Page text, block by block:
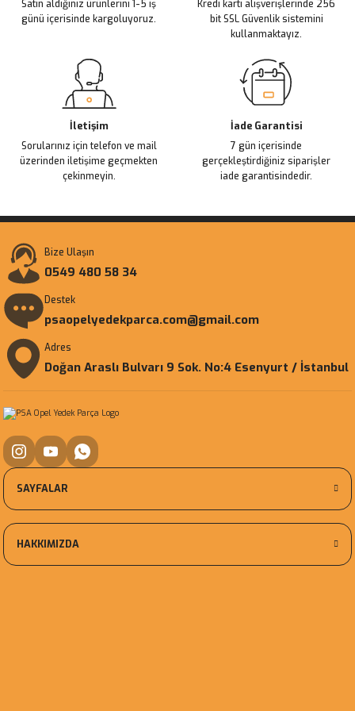
Bu ürüne benzer farklı alternatifler olmalı.
Satın aldığınız ürünlerini 1-5 iş
günü içerisinde kargoluyoruz.
Kredi kartı alışverişlerinde 256
bit SSL Güvenlik sistemini
kullanmaktayız.
İletişim
Sorularınız için telefon ve mail
üzerinden iletişime geçmekten
çekinmeyin.
İade Garantisi
7 gün içerisinde
gerçekleştirdiğiniz siparişler
iade garantisindedir.
Bize Ulaşın
0549 480 58 34
Destek
psaopelyedekparca.com@gmail.com
Adres
Doğan Araslı Bulvarı 9 Sok. No:4 Esenyurt / İstanbul
SAYFALAR
HAKKIMIZDA